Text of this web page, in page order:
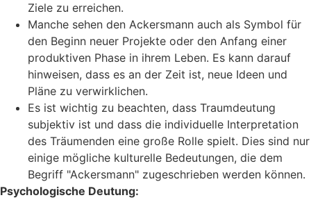
Ziele zu erreichen.
Manche sehen den Ackersmann auch als Symbol für
den Beginn neuer Projekte oder den Anfang einer
produktiven Phase in ihrem Leben. Es kann darauf
hinweisen, dass es an der Zeit ist, neue Ideen und
Pläne zu verwirklichen.
Es ist wichtig zu beachten, dass Traumdeutung
subjektiv ist und dass die individuelle Interpretation
des Träumenden eine große Rolle spielt. Dies sind nur
einige mögliche kulturelle Bedeutungen, die dem
Begriff "Ackersmann" zugeschrieben werden können.
Psychologische Deutung: